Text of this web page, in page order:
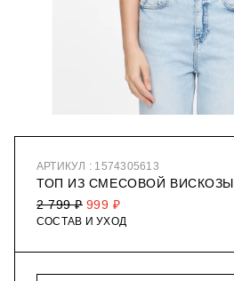
АРТИКУЛ : 1574305613
ТОП ИЗ СМЕСОВОЙ ВИСКОЗЫ
999 ₽
2 799 ₽
СОСТАВ И УХОД